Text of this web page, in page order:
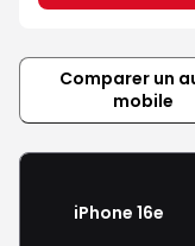
Comparer un
mobile
iPhone 16e